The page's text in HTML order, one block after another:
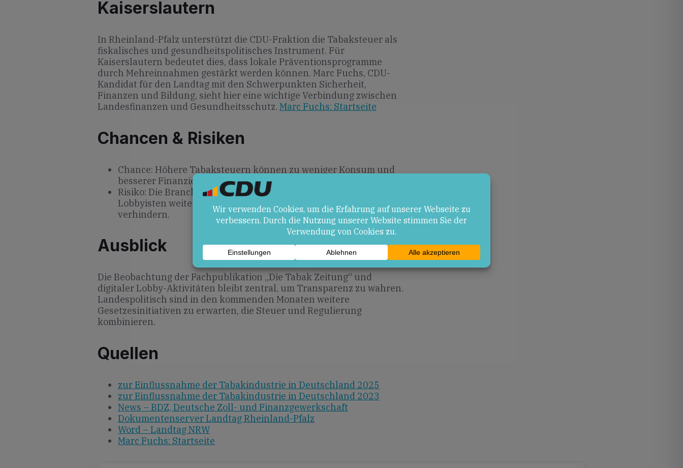
Kaiserslautern
In Rheinland-Pfalz unterstützt die CDU-Fraktion die Tabaksteuer als
fiskalisches und gesundheitspolitisches Instrument. Für
Kaiserslautern bedeutet dies, dass lokale Präventionsprogramme
durch Mehreinnahmen gestärkt werden können. Marc Fuchs, CDU-
Kandidat für den Landtag mit den Schwerpunkten Sicherheit,
Finanzen und Bildung, sieht hier eine wichtige Verbindung zwischen
Landesfinanzen und Gesundheitsschutz. Marc Fuchs: Startseite
Chancen & Risiken
Chance: Höhere Tabaksteuern können zu weniger Konsum und
besserer Finanzierung von Präventionsmaßnahmen führen.
Risiko: Die Branche wird ihre eigenen Medien und Online-
Lobbyisten weiter ausbauen, um Wendungen in der Politik zu
verhindern.
Ausblick
Die Beobachtung der Fachpublikation „Die Tabak Zeitung“ und
digitaler Lobby-Aktivitäten bleibt zentral, um Transparenz zu wahren.
Landespolitisch sind in den kommenden Monaten weitere
Gesetzesinitiativen zu erwarten, die Steuer und Regulierung
kombinieren.
Quellen
zur Einflussnahme der Tabakindustrie in Deutschland 2025
zur Einflussnahme der Tabakindustrie in Deutschland 2023
News – BDZ, Deutsche Zoll- und Finanzgewerkschaft
Dokumentenserver Landtag Rheinland-Pfalz
Word – Landtag NRW
Marc Fuchs: Startseite